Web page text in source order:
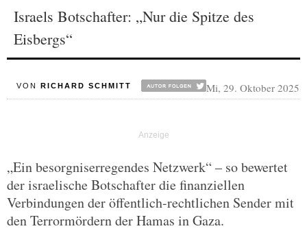
Israels Botschafter: „Nur die Spitze des
Eisbergs“
VON RICHARD SCHMITT Mi, 29. Oktober 2025
„Ein besorgniserregendes Netzwerk“ – so bewertet
der israelische Botschafter die finanziellen
Verbindungen der öffentlich-rechtlichen Sender mit
den Terrormördern der Hamas in Gaza.